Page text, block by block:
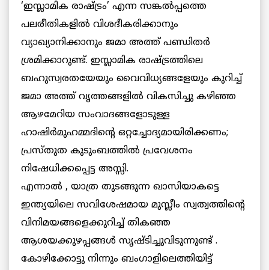
‘ഇസ്ലാമിക രാഷ്ട്രം’ എന്ന സങ്കല്‍പ്പത്തെ
പലരീതികളില്‍ വിശദീകരിക്കാനും
വ്യാഖ്യാനിക്കാനും ജമാ അത്ത് പണ്ഡിതര്‍
ശ്രമിക്കാറുണ്ട്. ഇസ്ലാമിക രാഷ്ട്രത്തിലെ
ബഹുസ്വരതയേയും വൈവിധ്യങ്ങളേയും കുറിച്ച്
ജമാ അത്ത് വൃത്തങ്ങളില്‍ വികസിച്ചു കഴിഞ്ഞ
ആഴമേറിയ സംവാദങ്ങളോടുള്ള
ഹാഷിര്‍മുഹമ്മദിന്റെ ഒറ്റച്ചോദ്യമായിരിക്കണം;
പ്രസ്തുത കുടുംബത്തില്‍ പ്രവേശനം
നിഷേധിക്കപ്പെട്ട അസ്സി.
എന്നാല്‍ , യാത്ര തുടങ്ങുന്ന ഖാസിയാകട്ടെ
ഇന്ത്യയിലെ സവിശേഷമായ മുസ്ലീം സ്വത്വത്തിന്റെ
വിനിമയങ്ങളെക്കുറിച്ച് തികഞ്ഞ
ആശയക്കുഴപ്പങ്ങള്‍ സൃഷ്ടിച്ചുവിടുന്നുണ്ട് .
കോഴിക്കോട്ടു നിന്നും ബംഗാളിലെത്തിയിട്ട്